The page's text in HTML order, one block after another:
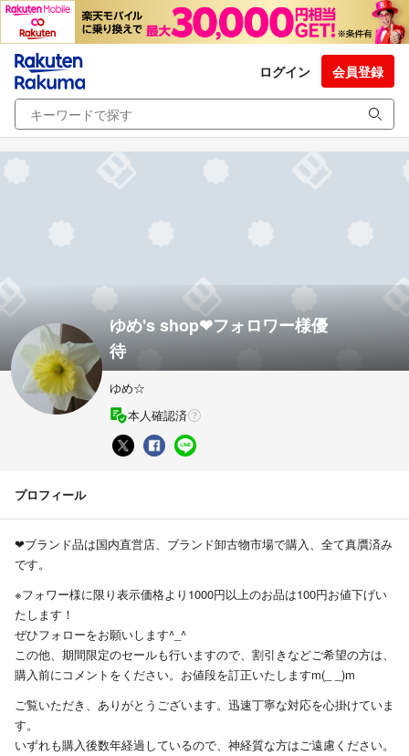
ログイン 会員登録
ゆめ's shop❤︎フォロワー様優
待
ゆめ☆
本人確認済
プロフィール
❤︎ブランド品は国内直営店、ブランド卸古物市場で購入、全て真贋済み
です。
※フォワー様に限り表示価格より1000円以上のお品は100円お値下げい
たします！
ぜひフォローをお願いします^_^
この他、期間限定のセールも行いますので、割引きなどご希望の方は、
購入前にコメントをください。お値段を訂正いたしますm(_ _)m
ご覧いただき、ありがとうございます。迅速丁寧な対応を心掛けていま
す。
いずれも購入後数年経過しているので、神経質な方はご遠慮ください。